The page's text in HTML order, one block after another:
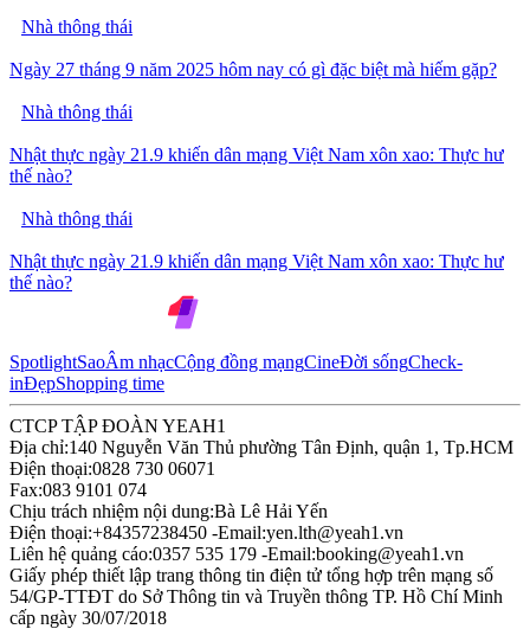
Nhà thông thái
Ngày 27 tháng 9 năm 2025 hôm nay có gì đặc biệt mà hiếm gặp?
Nhà thông thái
Nhật thực ngày 21.9 khiến dân mạng Việt Nam xôn xao: Thực hư
thế nào?
Nhà thông thái
Nhật thực ngày 21.9 khiến dân mạng Việt Nam xôn xao: Thực hư
thế nào?
SpotlightSaoÂm nhạcCộng đồng mạngCineĐời sốngCheck-
inĐẹpShopping time
CTCP TẬP ĐOÀN YEAH1
Địa chỉ:140 Nguyễn Văn Thủ phường Tân Định, quận 1, Tp.HCM
Điện thoại:0828 730 06071
Fax:083 9101 074
Chịu trách nhiệm nội dung:Bà Lê Hải Yến
Điện thoại:+84357238450 -Email:yen.lth@yeah1.vn
Liên hệ quảng cáo:0357 535 179 -Email:booking@yeah1.vn
Giấy phép thiết lập trang thông tin điện tử tổng hợp trên mạng số
54/GP-TTĐT do Sở Thông tin và Truyền thông TP. Hồ Chí Minh
cấp ngày 30/07/2018